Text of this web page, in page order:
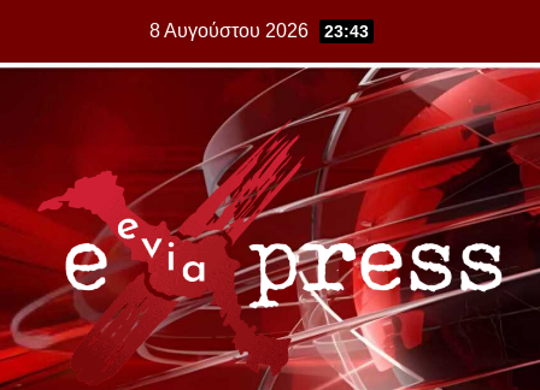
8 Αυγούστου 2026 23:43